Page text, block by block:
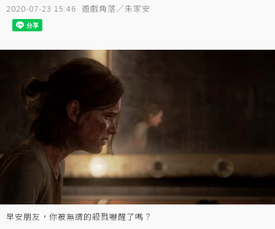
2020-07-23 15:46 遊戲角落／朱家安
早安朋友，你被無謂的殺戮嚇醒了嗎？